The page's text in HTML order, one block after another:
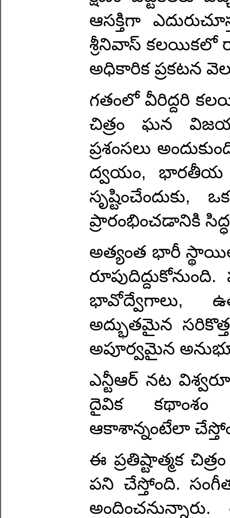
ఆసక్తిగా
శ్రీనివాస్ కలయికలో
అధికారిక ప్రకటన
గతంలో వీరిద్దరి
చిత్రం ఘన
ప్రశంసలు
ద్వయం, భారతీయ
ప్రారంభించడానికి
అత్యంత భారీ
భావోద్వేగాలు,
అద్భుతమైన సరికొత్త
అపూర్వమైన
ఎన్టీఆర్ నట
దైవిక
ఆకాశాన్నంటేలా
ఈ ప్రతిష్టాత్మక
పని చేస్తోంది.